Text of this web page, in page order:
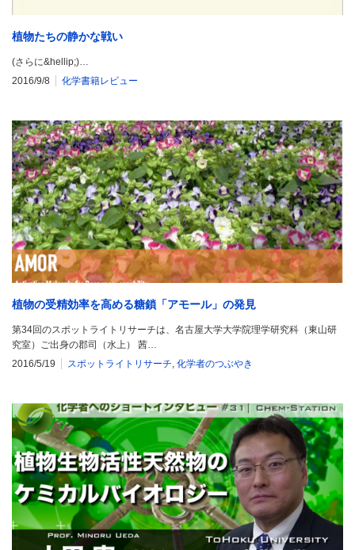
植物たちの静かな戦い
(さらに&hellip;)…
2016/9/8
化学書籍レビュー
植物の受精効率を高める糖鎖「アモール」の発見
第34回のスポットライトリサーチは、名古屋大学大学院理学研究科（東山研
究室）ご出身の郡司（水上） 茜…
2016/5/19
スポットライトリサーチ 化学者のつぶやき